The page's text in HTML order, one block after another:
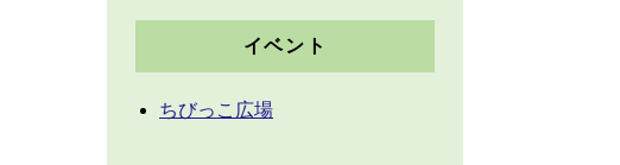
イベント
ちびっこ広場